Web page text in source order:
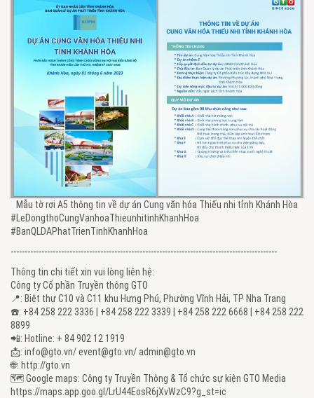
Mẫu tờ rơi A5 thông tin về dự án Cung văn hóa Thiếu nhi tỉnh Khánh Hòa
#LeDongthoCungVanhoaThieunhitinhKhanhHoa
#BanQLDAPhatTrienTinhKhanhHoa
-----------------------------------------------------------------------------------------------
Thông tin chi tiết xin vui lòng liên hệ:
Công ty Cổ phần Truyền thông GTO
📍: Biệt thự C10 và C11 khu Hưng Phú, Phường Vĩnh Hải, TP Nha Trang
☎️: +84 258 222 3336 | +84 258 222 3339 | +84 258 222 6668 | +84 258 222
8899
📲: Hotline: + 84 902 12 1919
📩: info@gto.vn/ event@gto.vn/ admin@gto.vn
🌐: http://gto.vn
🗺 Google maps: Công ty Truyền Thông & Tổ chức sự kiện GTO Media
https://maps.app.goo.gl/LrU44EosR6jXvWzC9?g_st=ic